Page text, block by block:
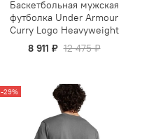
Баскетбольная мужская
футболка Under Armour
Curry Logo Heavyweight
8 911 ₽ 12 475 ₽
-29%